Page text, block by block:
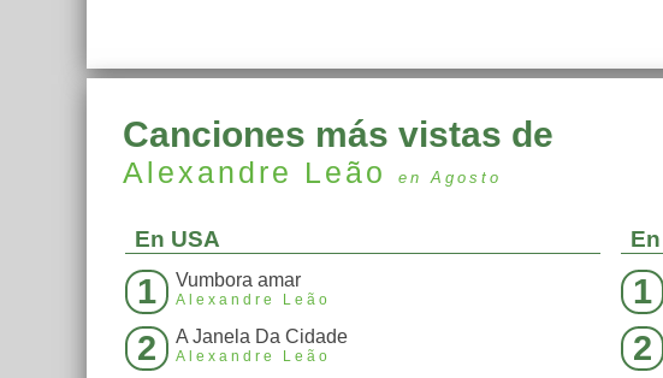
Canciones más vistas de
Alexandre Leão en Agosto
En USA
1 Vumbora amar
Alexandre Leão
2 A Janela Da Cidade
Alexandre Leão
1
2